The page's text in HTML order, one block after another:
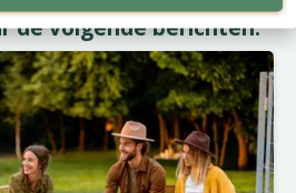
de volgende berichten: